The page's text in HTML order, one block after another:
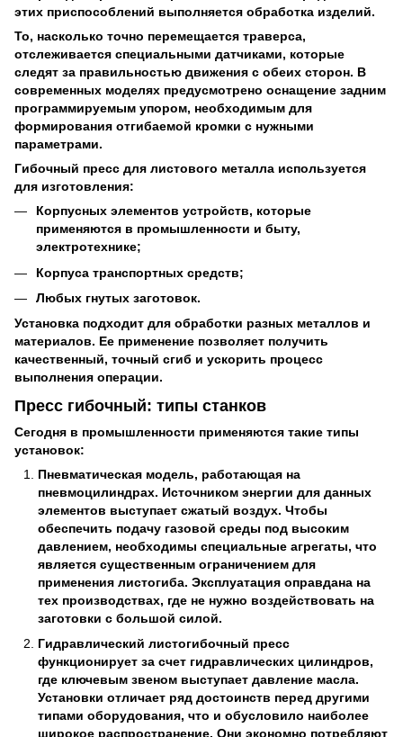
этих приспособлений выполняется обработка изделий.
То, насколько точно перемещается траверса,
отслеживается специальными датчиками, которые
следят за правильностью движения с обеих сторон. В
современных моделях предусмотрено оснащение задним
программируемым упором, необходимым для
формирования отгибаемой кромки с нужными
параметрами.
Гибочный пресс для листового металла используется
для изготовления:
Корпусных элементов устройств, которые
применяются в промышленности и быту,
электротехнике;
Корпуса транспортных средств;
Любых гнутых заготовок.
Установка подходит для обработки разных металлов и
материалов. Ее применение позволяет получить
качественный, точный сгиб и ускорить процесс
выполнения операции.
Пресс гибочный: типы станков
Сегодня в промышленности применяются такие типы
установок:
Пневматическая модель, работающая на
пневмоцилиндрах. Источником энергии для данных
элементов выступает сжатый воздух. Чтобы
обеспечить подачу газовой среды под высоким
давлением, необходимы специальные агрегаты, что
является существенным ограничением для
применения листогиба. Эксплуатация оправдана на
тех производствах, где не нужно воздействовать на
заготовки с большой силой.
Гидравлический листогибочный пресс
функционирует за счет гидравлических цилиндров,
где ключевым звеном выступает давление масла.
Установки отличает ряд достоинств перед другими
типами оборудования, что и обусловило наиболее
широкое распространение. Они экономно потребляют